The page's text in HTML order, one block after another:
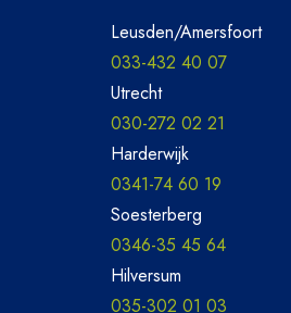
Leusden/Amersfoort
033-432 40 07
Utrecht
030-272 02 21
Harderwijk
0341-74 60 19
Soesterberg
0346-35 45 64
Hilversum
035-302 01 03